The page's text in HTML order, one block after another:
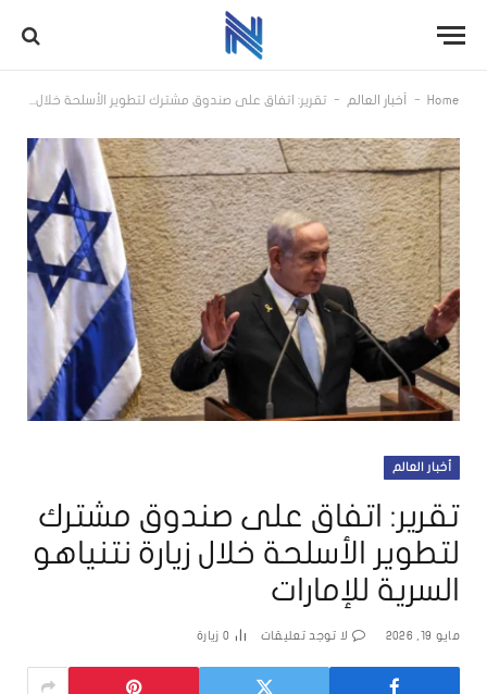
Home
- أخبار العالم - تقرير: اتفاق على صندوق مشترك لتطوير الأسلحة خلال زيارة نتنياهو السرية للإمارات
أخبار العالم
تقرير: اتفاق على صندوق مشترك
لتطوير الأسلحة خلال زيارة نتنياهو
السرية للإمارات
مايو 19, 2026 لا توجد تعليقات 0 زيارة